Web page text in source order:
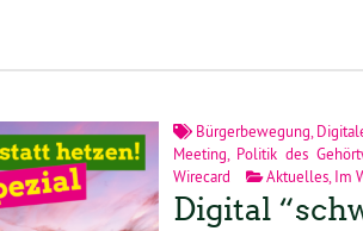
Bürgerbewegung,
Meeting, Politik des
Wirecard
Aktuelles,Im
Digital